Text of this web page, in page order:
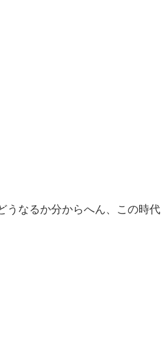
うなるか分からへん、この時代